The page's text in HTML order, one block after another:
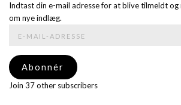
Indtast din e-mail adresse for at blive tilmeldt
om nye indlæg.
adresse
Abonnér
Join 37 other subscribers